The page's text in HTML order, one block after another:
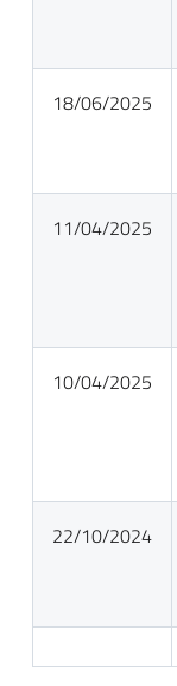
18/06/2025
11/04/2025
10/04/2025
22/10/2024